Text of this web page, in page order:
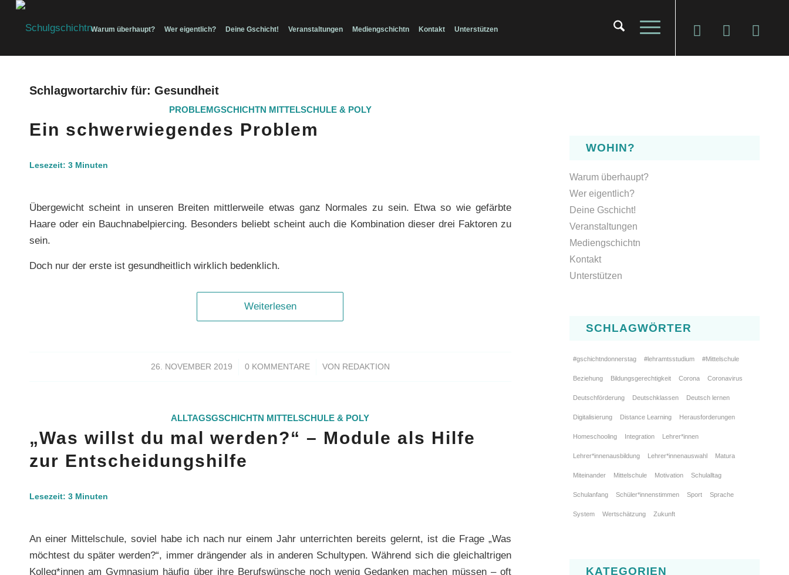
Warum überhaupt? Wer eigentlich? Deine Gschicht! Veranstaltungen Mediengschichtn Kontakt Unterstützen
Schlagwortarchiv für: Gesundheit
PROBLEMGSCHICHTN MITTELSCHULE & POLY
Ein schwerwiegendes Problem
Lesezeit: 3 Minuten
Übergewicht scheint in unseren Breiten mittlerweile etwas ganz Normales zu sein. Etwa so wie gefärbte
Haare oder ein Bauchnabelpiercing. Besonders beliebt scheint auch die Kombination dieser drei Faktoren zu
sein.
Doch nur der erste ist gesundheitlich wirklich bedenklich.
Weiterlesen
26. NOVEMBER 2019
/ 0 KOMMENTARE
/ VON REDAKTION
ALLTAGSGSCHICHTN MITTELSCHULE & POLY
„Was willst du mal werden?“ – Module als Hilfe
zur Entscheidungshilfe
Lesezeit: 3 Minuten
An einer Mittelschule, soviel habe ich nach nur einem Jahr unterrichten bereits gelernt, ist die Frage „Was
möchtest du später werden?“, immer drängender als in anderen Schultypen. Während sich die gleichaltrigen
Kolleg*innen am Gymnasium häufig über ihre Berufswünsche noch wenig Gedanken machen müssen – oft
WOHIN?
Warum überhaupt?
Wer eigentlich?
Deine Gschicht!
Veranstaltungen
Mediengschichtn
Kontakt
Unterstützen
SCHLAGWÖRTER
#gschichtndonnerstag #lehramtsstudium #Mittelschule
Beziehung Bildungsgerechtigkeit Corona Coronavirus
Deutschförderung Deutschklassen Deutsch lernen
Digitalisierung Distance Learning Herausforderungen
Homeschooling Integration Lehrer*innen
Lehrer*innenausbildung Lehrer*innenauswahl Matura
Miteinander Mittelschule Motivation Schulalltag
Schulanfang Schüler*innenstimmen Sport Sprache
System Wertschätzung Zukunft
KATEGORIEN